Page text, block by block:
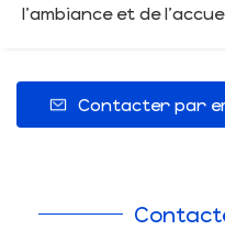
l'ambiance et de
Contacter par